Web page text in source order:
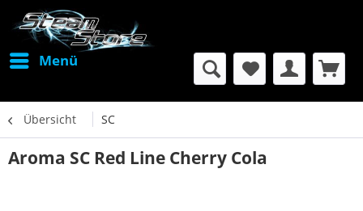
Menü
Übersicht SC
Aroma SC Red Line Cherry Cola